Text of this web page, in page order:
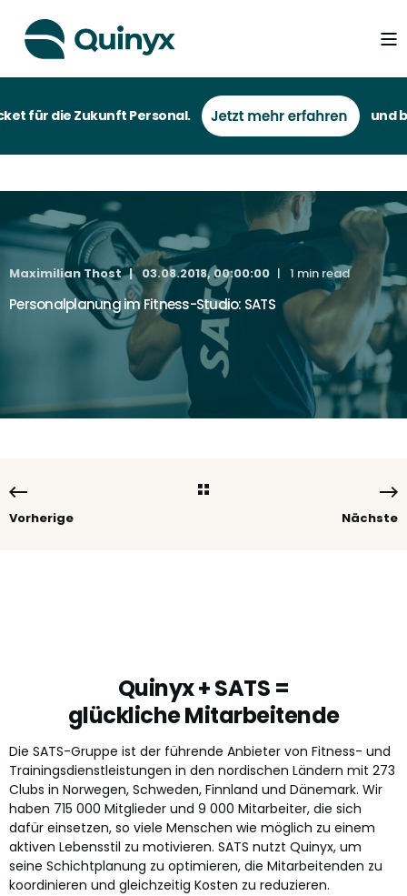
für die Zukunft Personal. und
Maximilian Thost 03.08.2018, 00:00:00 1 min read
Personalplanung im Fitness-Studio: SATS
Vorherige Nächste
Quinyx + SATS =
glückliche Mitarbeitende
Die SATS-Gruppe ist der führende Anbieter von Fitness- und
Trainingsdienstleistungen in den nordischen Ländern mit 273
Clubs in Norwegen, Schweden, Finnland und Dänemark. Wir
haben 715 000 Mitglieder und 9 000 Mitarbeiter, die sich
dafür einsetzen, so viele Menschen wie möglich zu einem
aktiven Lebensstil zu motivieren. SATS nutzt Quinyx, um
seine Schichtplanung zu optimieren, die Mitarbeitenden zu
koordinieren und gleichzeitig Kosten zu reduzieren.